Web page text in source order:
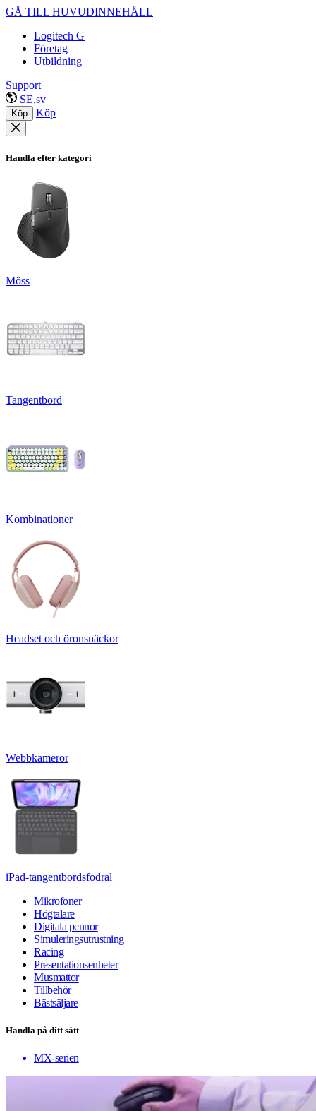
GÅ TILL HUVUDINNEHÅLL
Logitech G
Företag
Utbildning
Support
SE,sv
Köp Köp
Handla efter kategori
Möss
Tangentbord
Kombinationer
Headset och öronsnäckor
Webbkameror
iPad-tangentbordsfodral
Mikrofoner
Högtalare
Digitala pennor
Simuleringsutrustning
Racing
Presentationsenheter
Musmattor
Tillbehör
Bästsäljare
Handla på ditt sätt
MX-serien